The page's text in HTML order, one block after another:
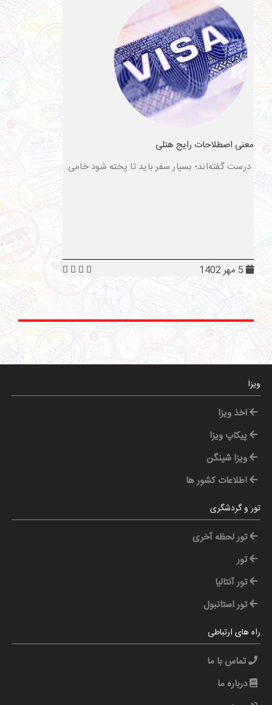
معنی اصطلاحات رایج هتلی
درست گفته‌اند؛ بسیار سفر باید تا پخته شود خامی.
ویزا
اخذ ویزا
پیکاپ ویزا
ویزا شینگن
اطلاعات کشور ها
تور و گردشگری
تور لحظه آخری
تور
تور آنتالیا
تور استانبول
راه های ارتباطی
تماس با ما
درباره ما